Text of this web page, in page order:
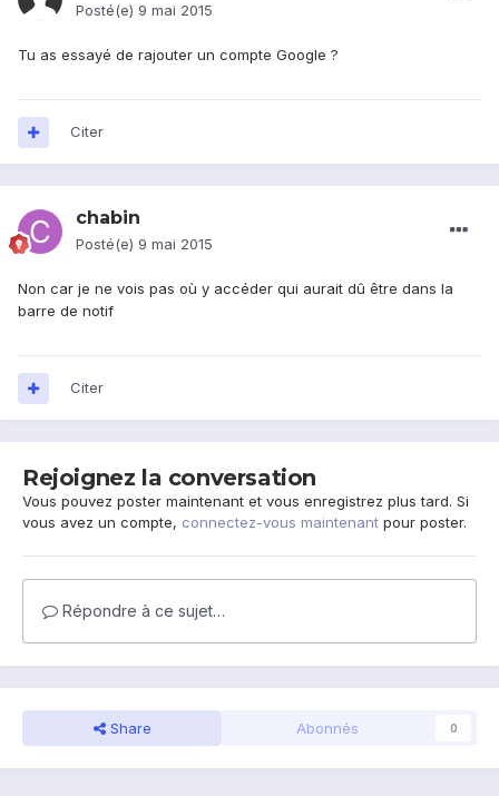
Posté(e) 9 mai 2015
Tu as essayé de rajouter un compte Google ?
Citer
chabin
Posté(e) 9 mai 2015
Non car je ne vois pas où y accéder qui aurait dû être dans la
barre de notif
Citer
Rejoignez la conversation
Vous pouvez poster maintenant et vous enregistrez plus tard. Si
vous avez un compte, connectez-vous maintenant pour poster.
Répondre à ce sujet…
Share Abonnés 0